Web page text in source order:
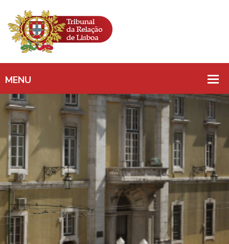
PROPRIEDADE
INTELECTUAL/
MARCA/ IMITAÇÃO/
MARCA NOTÓRIA